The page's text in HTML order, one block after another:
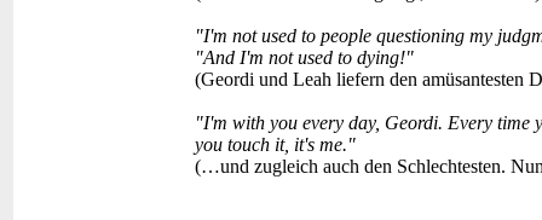
"I'm not used to people questioning my
"And I'm not used to dying!"
(Geordi und Leah liefern den amüsantesten
"I'm with you every day, Geordi. Every time
you touch it, it's me."
(…und zugleich auch den Schlechtesten.